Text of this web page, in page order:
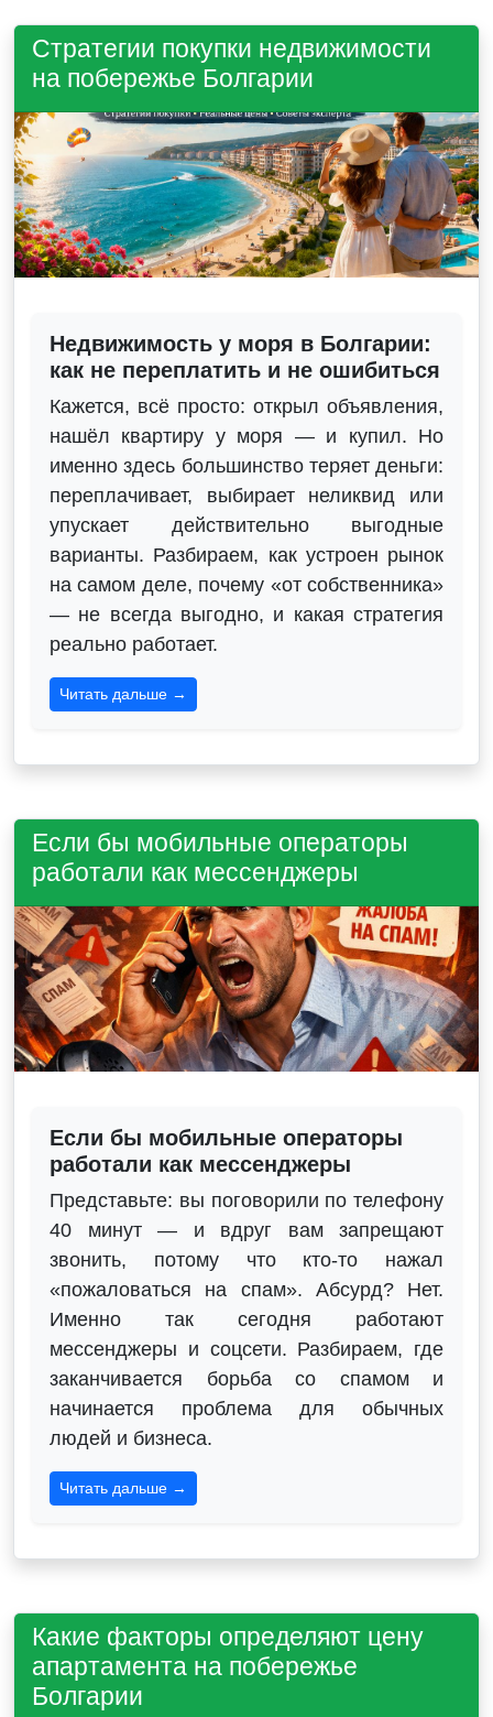
Стратегии покупки недвижимости
на побережье Болгарии
Недвижимость у моря в Болгарии:
как не переплатить и не ошибиться
Кажется, всё просто: открыл объявления,
нашёл квартиру у моря — и купил. Но
именно здесь большинство теряет деньги:
переплачивает, выбирает неликвид или
упускает действительно выгодные
варианты. Разбираем, как устроен рынок
на самом деле, почему «от собственника»
— не всегда выгодно, и какая стратегия
реально работает.
Читать дальше →
Если бы мобильные операторы
работали как мессенджеры
Если бы мобильные операторы
работали как мессенджеры
Представьте: вы поговорили по телефону
40 минут — и вдруг вам запрещают
звонить, потому что кто-то нажал
«пожаловаться на спам». Абсурд? Нет.
Именно так сегодня работают
мессенджеры и соцсети. Разбираем, где
заканчивается борьба со спамом и
начинается проблема для обычных
людей и бизнеса.
Читать дальше →
Какие факторы определяют цену
апартамента на побережье
Болгарии